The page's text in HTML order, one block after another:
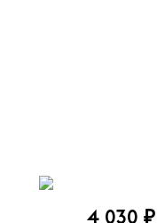
4 030 ₽